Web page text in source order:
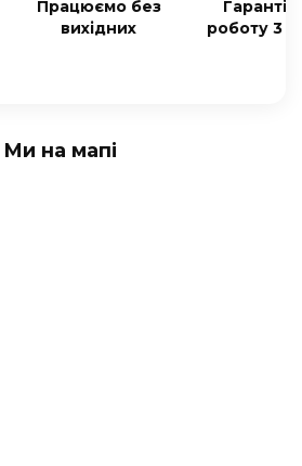
Працюємо без
вихідних
Гарантія
роботу 3
Ми на мапі